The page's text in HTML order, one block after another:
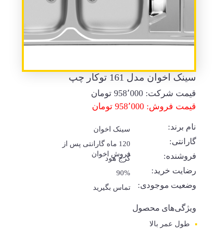
سینک اخوان مدل 161 توکار چپ
قیمت شرکت: 958٬000تومان
قیمت فروش: 958٬000 تومان
نام برند: سینک اخوان
گارانتی:
120 ماه گارانتی پس از
فروش اخوان
فروشنده: کرج هود
رضایت خرید: 90%
وضعیت موجودی: تماس بگیرید
ویژگی‌های محصول
طول عمر بالا